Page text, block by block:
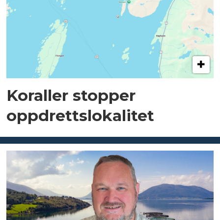
Koraller stopper
oppdrettslokalitet